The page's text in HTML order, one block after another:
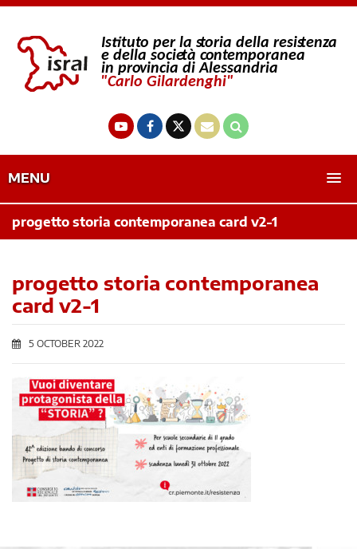
MENU
progetto storia contemporanea card v2-1
progetto storia contemporanea
card v2-1
5 OCTOBER 2022